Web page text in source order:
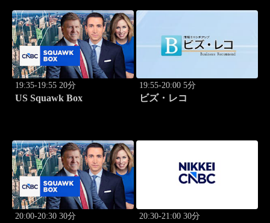
19:35-19:55 20分
US Squawk Box
19:55-20:00 5分
ビズ・レコ
20:00-20:30 30分 20:30-21:00 30分